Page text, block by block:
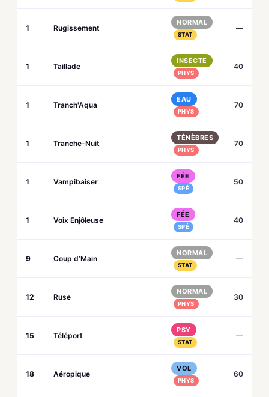
1 Rugissement
NORMAL
STAT
—
1 Taillade
INSECTE
PHYS
40
1 Tranch'Aqua
EAU
PHYS
70
1 Tranche-Nuit
TÉNÈBRES
PHYS
70
1 Vampibaiser
FÉE
SPÉ
50
1 Voix Enjôleuse
FÉE
SPÉ
40
9 Coup d’Main
NORMAL
STAT
—
12 Ruse
NORMAL
PHYS
30
15 Téléport
PSY
STAT
—
18 Aéropique
VOL
PHYS
60